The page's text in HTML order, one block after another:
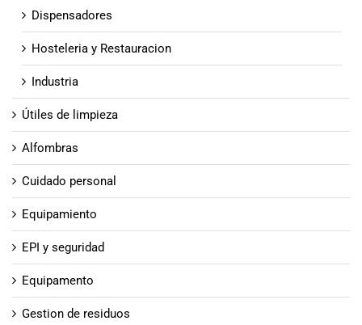
Dispensadores
Hosteleria y Restauracion
Industria
Útiles de limpieza
Alfombras
Cuidado personal
Equipamiento
EPI y seguridad
Equipamento
Gestion de residuos